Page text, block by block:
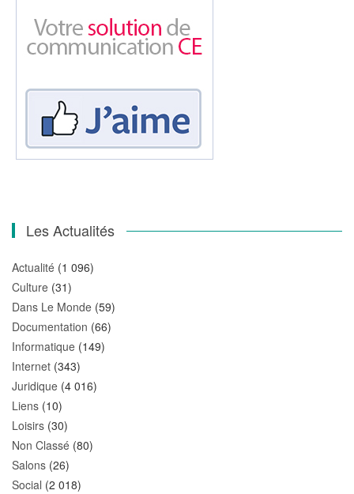
Les Actualités
Actualité (1 096)
Culture (31)
Dans Le Monde (59)
Documentation (66)
Informatique (149)
Internet (343)
Juridique (4 016)
Liens (10)
Loisirs (30)
Non Classé (80)
Salons (26)
Social (2 018)